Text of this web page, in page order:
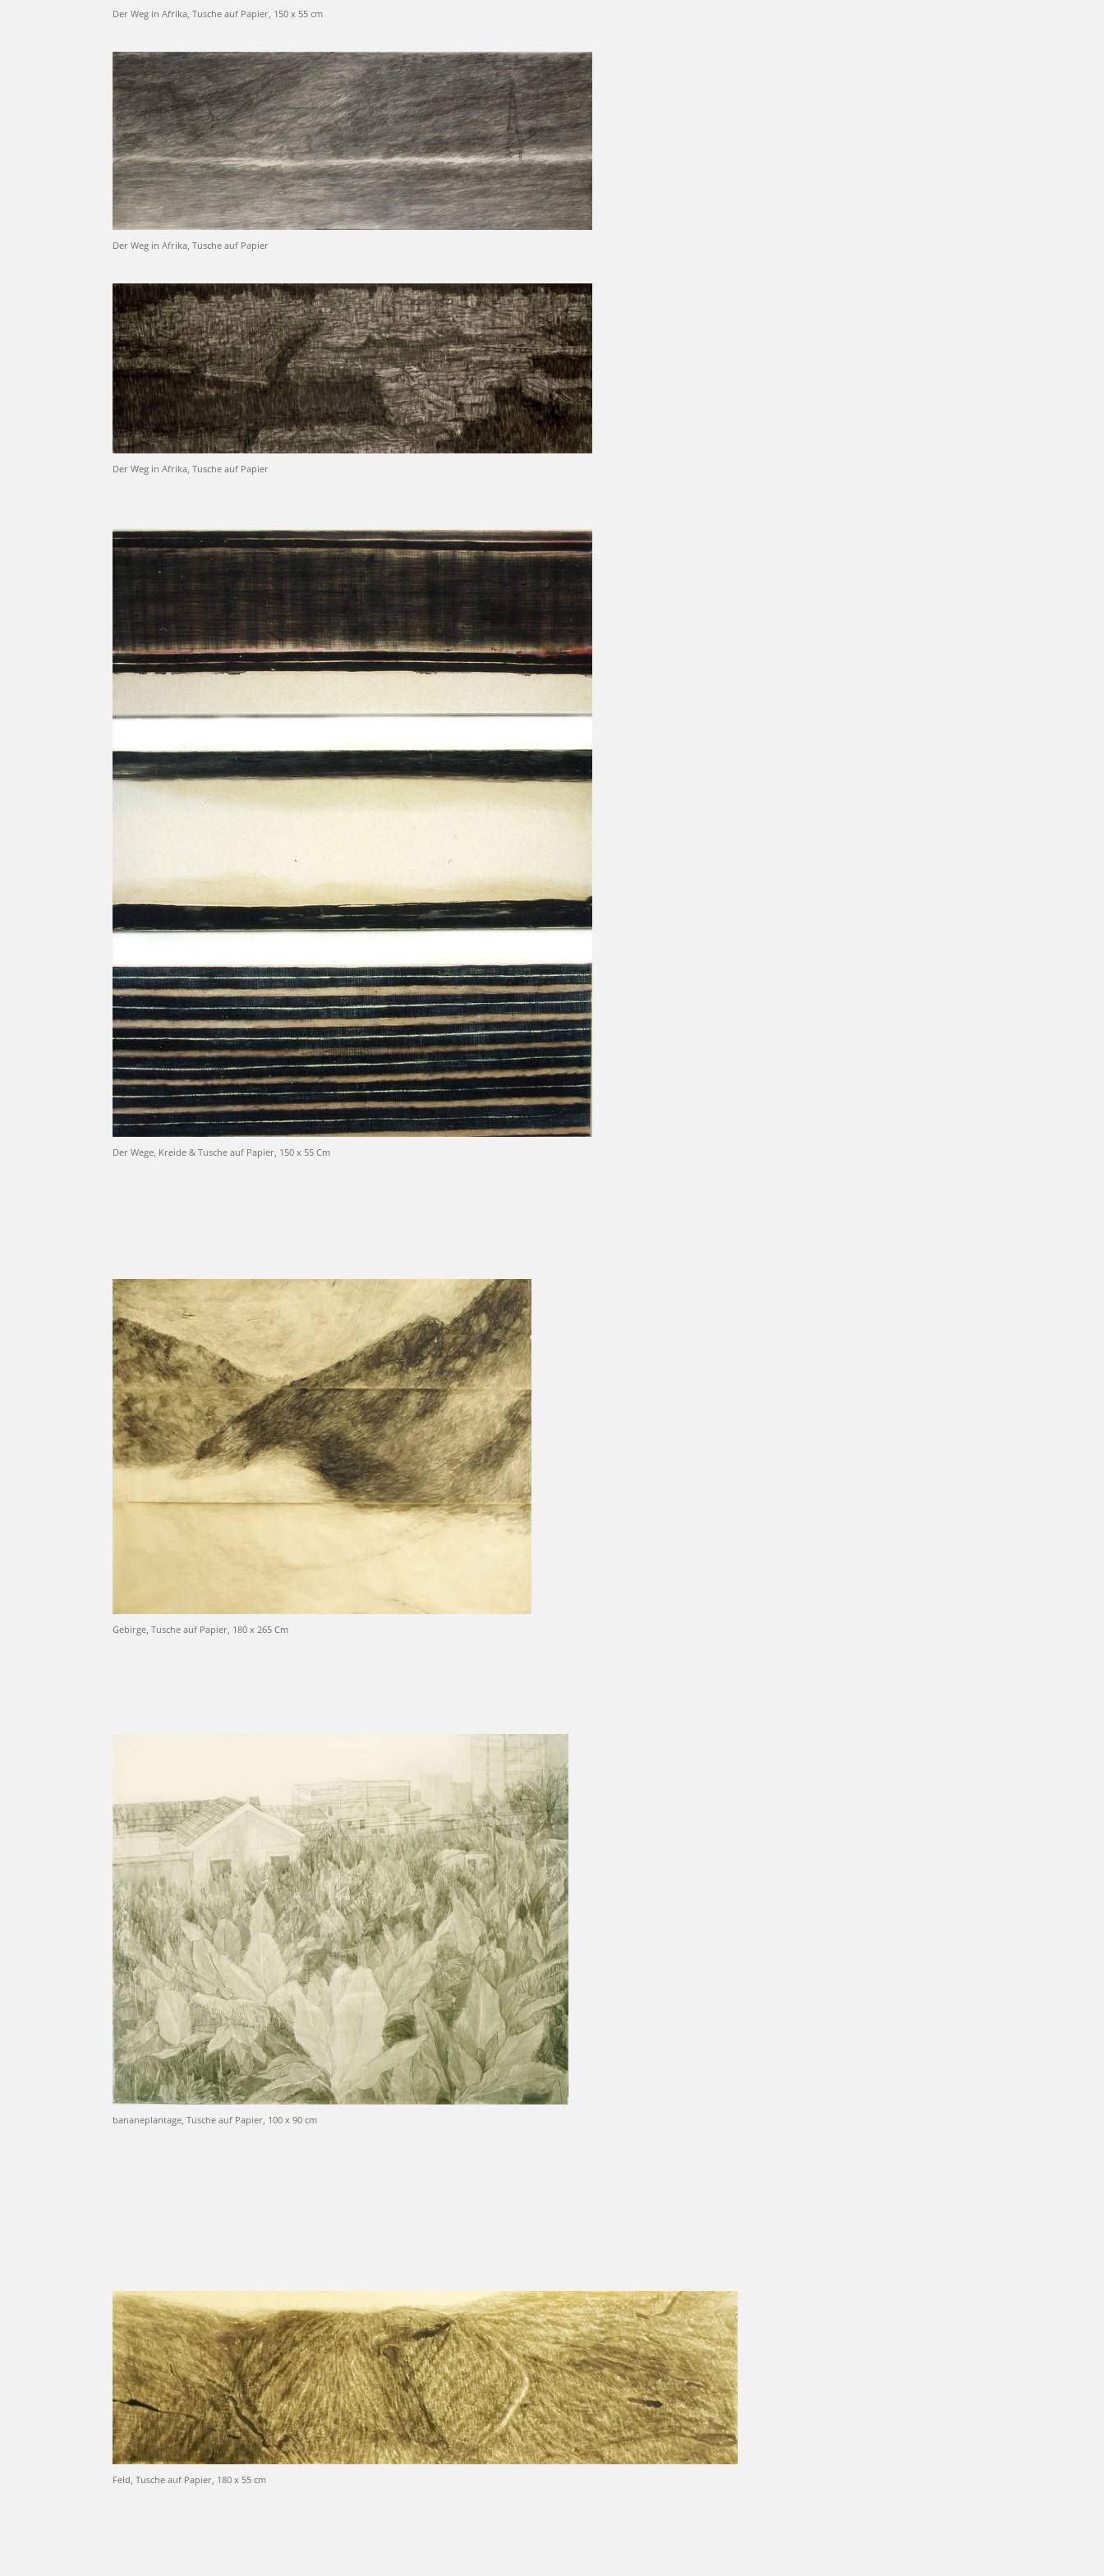
Der Weg in Afrika, Tusche auf Papier, 150 x 55 cm
Der Weg in Afrika, Tusche auf Papier
Der Weg in Afrika, Tusche auf Papier
Der Wege, Kreide & Tusche auf Papier, 150 x 55 Cm
Gebirge, Tusche auf Papier, 180 x 265 Cm
bananeplantage, Tusche auf Papier, 100 x 90 cm
Feld, Tusche auf Papier, 180 x 55 cm